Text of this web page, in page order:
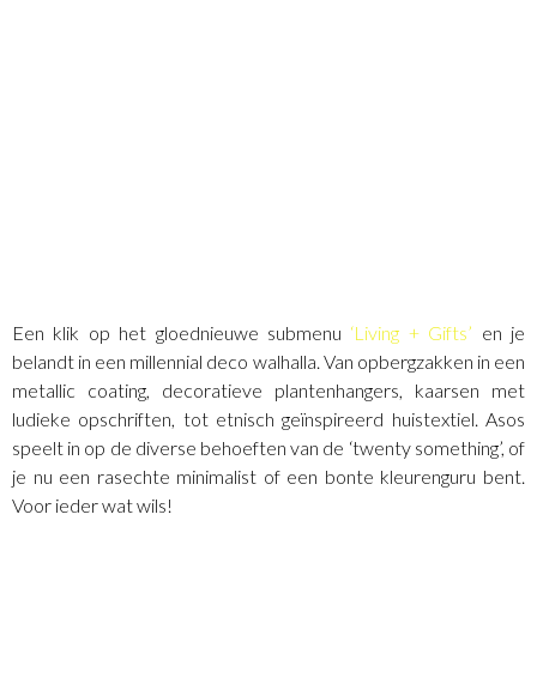
Een klik op het gloednieuwe submenu ‘Living + Gifts’ en je
belandt in een millennial deco walhalla. Van opbergzakken in een
metallic coating, decoratieve plantenhangers, kaarsen met
ludieke opschriften, tot etnisch geïnspireerd huistextiel. Asos
speelt in op de diverse behoeften van de ‘twenty something’, of
je nu een rasechte minimalist of een bonte kleurenguru bent.
Voor ieder wat wils!